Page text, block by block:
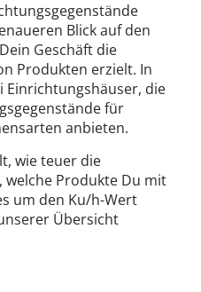
Blick auf den
Geschäft die
Produkten erzielt. In
Einrichtungshäuser, die
für
anbieten.
wie teuer die
welche Produkte Du mit
um den Ku/h-Wert
Übersicht